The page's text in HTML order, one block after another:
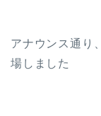
アナウンス通り
場しました